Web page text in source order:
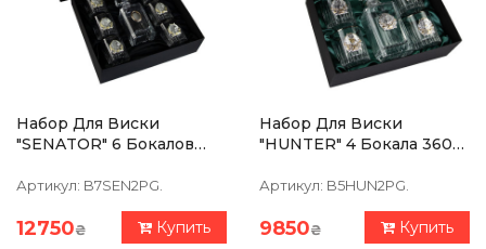
Набор Для Виски
"SENATOR" 6 Бокалов
Хрусталь С Платиной,
Серебра
Артикул: B7SEN2PG.
12750₴ Купить
Набор Для Виски
"HUNTER" 4 Бокала 360
Хрусталь С Платиной,
Серебра Из
Артикул: B5HUN2PG.
9850₴ Купить